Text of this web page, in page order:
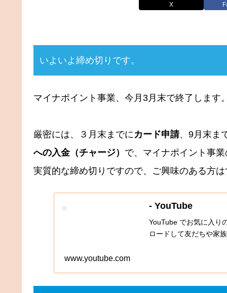
X
いよいよ締め切りです。
マイナポイント事業、今月3月末で終了します
厳密には、３月末までに カード申請、9月末ま
への入金（チャージ） で、マイナポイント事
実質的な締め切りですので、ご興味のある方
- YouTube
YouTube でお気に入り
ロードして友だちや家
www.youtube.com